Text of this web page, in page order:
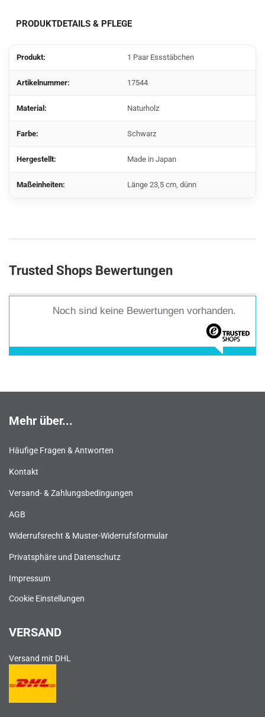
PRODUKTDETAILS & PFLEGE
Produkt: 1 Paar Essstäbchen
Artikelnummer: 17544
Material: Naturholz
Farbe: Schwarz
Hergestellt: Made in Japan
Maßeinheiten: Länge 23,5 cm, dünn
Trusted Shops Bewertungen
Noch sind keine Bewertungen vorhanden.
Mehr über...
Häufige Fragen & Antworten
Kontakt
Versand- & Zahlungsbedingungen
AGB
Widerrufsrecht & Muster-Widerrufsformular
Privatsphäre und Datenschutz
Impressum
Cookie Einstellungen
VERSAND
Versand mit DHL